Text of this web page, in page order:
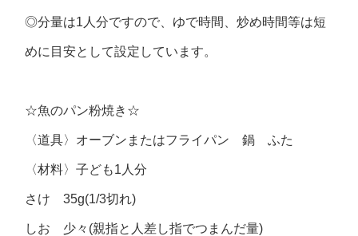
◎分量は1人分ですので、ゆで時間、炒め時間等は短
めに目安として設定しています。
☆魚のパン粉焼き☆
〈道具〉オーブンまたはフライパン 鍋 ふた
〈材料〉子ども1人分
さけ 35g(1/3切れ)
しお 少々(親指と人差し指でつまんだ量)